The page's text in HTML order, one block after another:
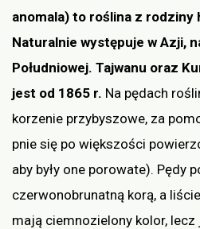
anomala) to roślina z
Naturalnie występuje w Azji,
Południowej. Tajwanu oraz
jest od 1865 r. Na pędach
korzenie przybyszowe, za
pnie się po większości
aby były one porowate). Pędy
czerwonobrunatną korą, a
mają ciemnozielony kolor,